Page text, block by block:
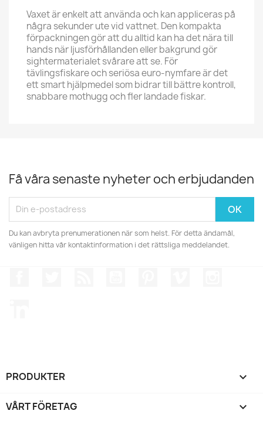
Vaxet är enkelt att använda och kan appliceras på
några sekunder ute vid vattnet. Den kompakta
förpackningen gör att du alltid kan ha det nära till
hands när ljusförhållanden eller bakgrund gör
sightermaterialet svårare att se. För
tävlingsfiskare och seriösa euro-nymfare är det
ett smart hjälpmedel som bidrar till bättre kontroll,
snabbare mothugg och fler landade fiskar.
Få våra senaste nyheter och erbjudanden
Du kan avbryta prenumerationen när som helst. För detta ändamål,
vänligen hitta vår kontaktinformation i det rättsliga meddelandet.
PRODUKTER 
VÅRT FÖRETAG 